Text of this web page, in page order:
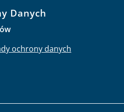
Danych
ochrony danych